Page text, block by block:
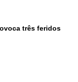
três feridos